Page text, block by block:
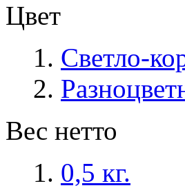
Цвет
Светло-
Вес нетто
0,5 кг.